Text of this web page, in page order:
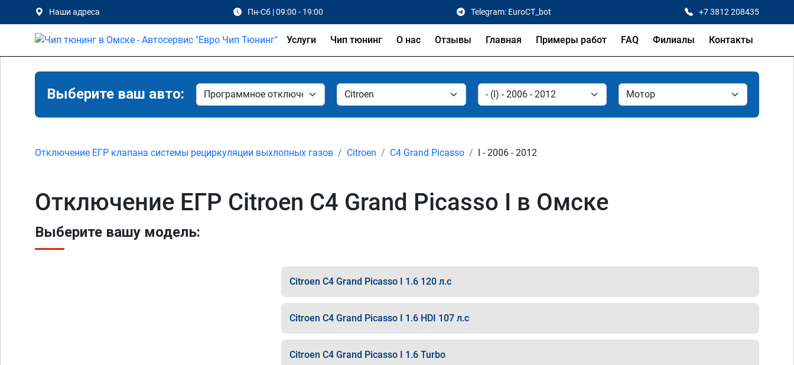
Наши адреса Пн-Сб | 09:00 - 19:00 Telegram: EuroCT_bot +7 3812 208435
Услуги Чип тюнинг О нас Отзывы Главная Примеры работ FAQ Филиалы Контакты
Выберите ваш авто:
Отключение ЕГР клапана системы рециркуляции выхлопных газов Citroen C4 Grand Picasso I - 2006 - 2012
Отключение ЕГР Citroen C4 Grand Picasso I в Омске
Выберите вашу модель:
Citroen C4 Grand Picasso I 1.6 120 л.с
Citroen C4 Grand Picasso I 1.6 HDI 107 л.с
Citroen C4 Grand Picasso I 1.6 Turbo